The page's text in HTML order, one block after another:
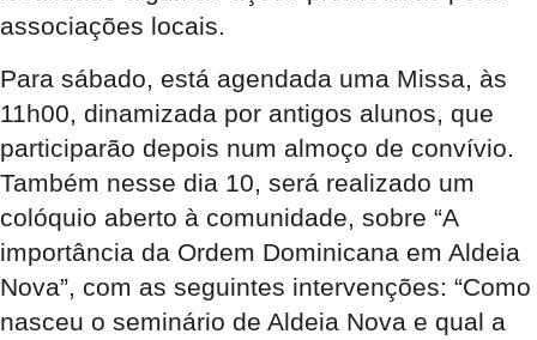
associações locais.
Para sábado, está agendada uma Missa, às
11h00, dinamizada por antigos alunos, que
participarão depois num almoço de convívio.
Também nesse dia 10, será realizado um
colóquio aberto à comunidade, sobre “A
importância da Ordem Dominicana em Aldeia
Nova”, com as seguintes intervenções: “Como
nasceu o seminário de Aldeia Nova e qual a